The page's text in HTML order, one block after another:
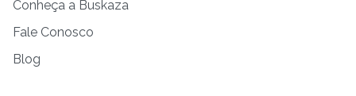
Conheça a Buskaza
Fale Conosco
Blog